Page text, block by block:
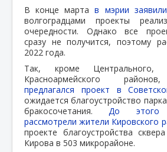
В конце мартав мэрии заявили
волгоградцами проекты
очередности. Однако все
сразу не получится, поэтому
2022 года.
Так, кроме Центрального,
Красноармейского
предлагался проект в
ожидается благоустройство
бракосочетания. До этого
рассмотрели жители Кировского
проекте благоустройства
Кирова в 503 микрорайоне.